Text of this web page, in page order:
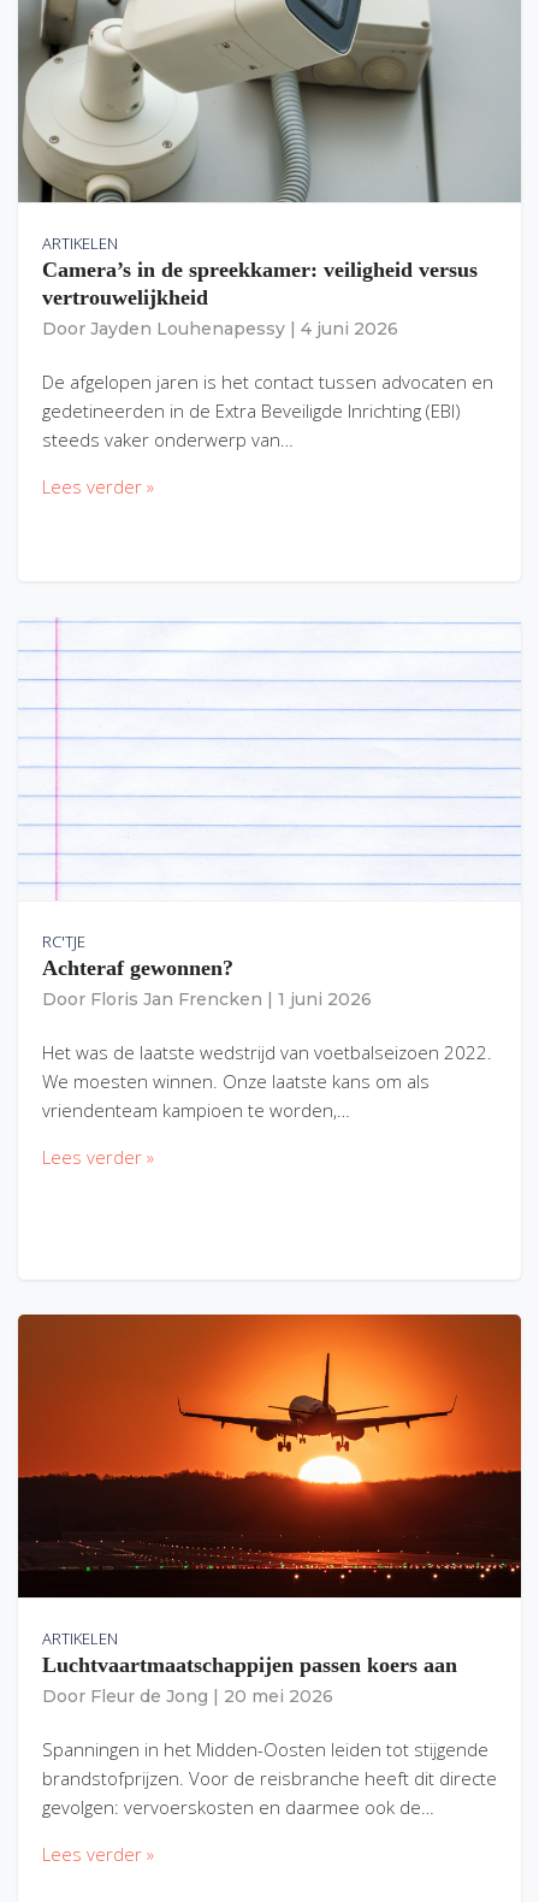
ARTIKELEN
Camera’s in de spreekkamer: veiligheid versus
vertrouwelijkheid
Door Jayden Louhenapessy 4 juni 2026
De afgelopen jaren is het contact tussen advocaten en
gedetineerden in de Extra Beveiligde Inrichting (EBI)
steeds vaker onderwerp van…
Lees verder »
RC'TJE
Achteraf gewonnen?
Door Floris Jan Frencken 1 juni 2026
Het was de laatste wedstrijd van voetbalseizoen 2022.
We moesten winnen. Onze laatste kans om als
vriendenteam kampioen te worden,…
Lees verder »
ARTIKELEN
Luchtvaartmaatschappijen passen koers aan
Door Fleur de Jong 20 mei 2026
Spanningen in het Midden-Oosten leiden tot stijgende
brandstofprijzen. Voor de reisbranche heeft dit directe
gevolgen: vervoerskosten en daarmee ook de…
Lees verder »